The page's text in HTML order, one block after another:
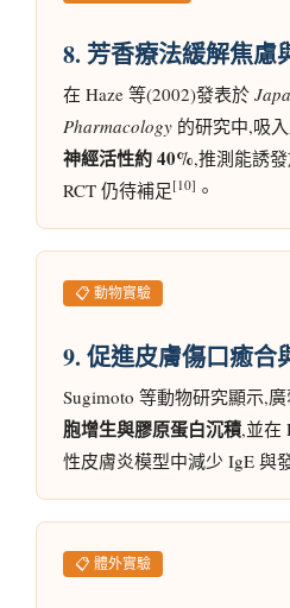
8. 芳香療法緩解焦慮
在 Haze 等(2002)發表於
Pharmacology 的研究中,吸
神經活性約 40%,推測能誘
RCT 仍待補足[10] 。
📋 動物實驗
9. 促進皮膚傷口癒合
Sugimoto 等動物研究顯示,
胞增生與膠原蛋白沉積,並在
性皮膚炎模型中減少 IgE 與
📋 體外實驗